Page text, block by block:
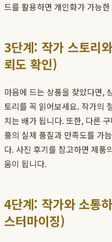
드를 활용하면 개인화가 가능
3단계: 작가 스토리
뢰도 확인)
마음에 드는 상품을 찾았다면,
토리를 꼭 읽어보세요. 작가의
치는 배가 됩니다. 또한, 다른
품의 실제 품질과 만족도를 가
다. 사진 후기를 참고하면 제품
움이 됩니다.
4단계: 작가와 소통
스터마이징)